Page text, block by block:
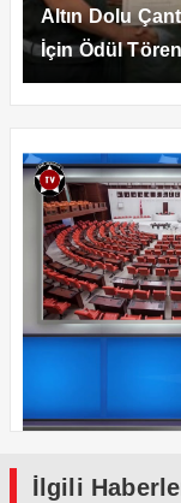
Altın Dolu
İçin Ödül
İlgili